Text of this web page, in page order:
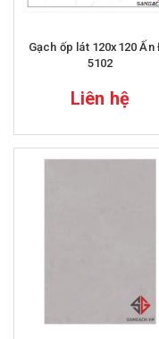
Gạch ốp lát 120x120 Ấn
5102
Liên hệ